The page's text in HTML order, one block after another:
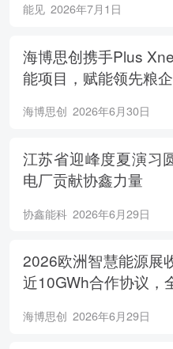
能见 2026年7月1日
海博思创携手Plus
能项目，赋能领先粮
海博思创 2026年6月30日
江苏省迎峰度夏演习
电厂贡献协鑫力量
协鑫能科 2026年6月29日
2026欧洲智慧能源展
近10GWh合作协议，
海博思创 2026年6月29日